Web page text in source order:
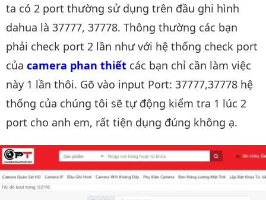
ta có 2 port thường sử dụng trên đầu ghi hình
dahua là 37777, 37778. Thông thường các bạn
phải check port 2 lần như với hệ thống check port
của camera phan thiết các bạn chỉ cần làm việc
này 1 lần thôi. Gõ vào input Port: 37777,37778 hệ
thống của chúng tôi sẽ tự động kiểm tra 1 lúc 2
port cho anh em, rất tiện dụng đúng không ạ.